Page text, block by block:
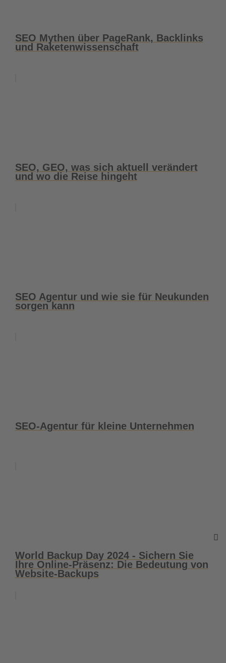
SEO Mythen über PageRank, Backlinks
und Raketenwissenschaft
SEO, GEO, was sich aktuell verändert
und wo die Reise hingeht
SEO Agentur und wie sie für Neukunden
sorgen kann
SEO-Agentur für kleine Unternehmen
World Backup Day 2024 - Sichern Sie
Ihre Online-Präsenz: Die Bedeutung von
Website-Backups